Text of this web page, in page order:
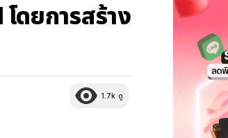
ดยการสร้าง
1.7k ดู